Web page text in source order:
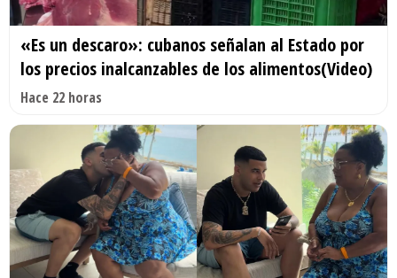
«Es un descaro»: cubanos señalan al Estado por
los precios inalcanzables de los alimentos(Video)
Hace 22 horas